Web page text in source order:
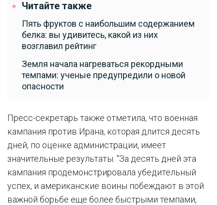
Читайте также
Пять фруктов с наибольшим содержанием
белка: вы удивитесь, какой из них
возглавил рейтинг
Земля начала нагреваться рекордными
темпами: ученые предупредили о новой
опасности
Пресс-секретарь также отметила, что военная
кампания против Ирана, которая длится десять
дней, по оценке администрации, имеет
значительные результаты. "За десять дней эта
кампания продемонстрировала убедительный
успех, и американские воины побеждают в этой
важной борьбе еще более быстрыми темпами,